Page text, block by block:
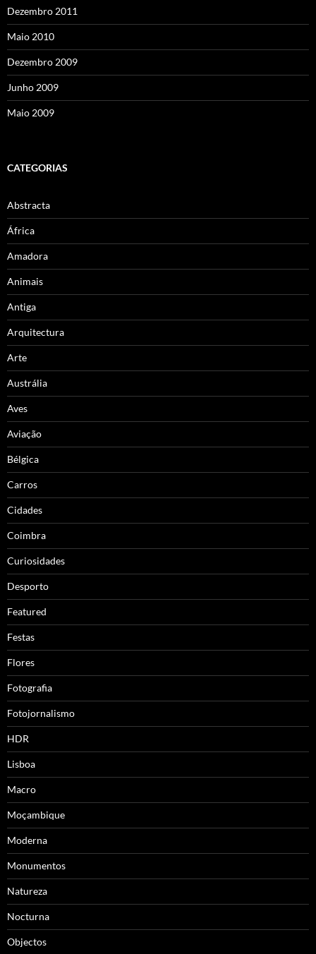
Dezembro 2011
Maio 2010
Dezembro 2009
Junho 2009
Maio 2009
CATEGORIAS
Abstracta
África
Amadora
Animais
Antiga
Arquitectura
Arte
Austrália
Aves
Aviação
Bélgica
Carros
Cidades
Coimbra
Curiosidades
Desporto
Featured
Festas
Flores
Fotografia
Fotojornalismo
HDR
Lisboa
Macro
Moçambique
Moderna
Monumentos
Natureza
Nocturna
Objectos